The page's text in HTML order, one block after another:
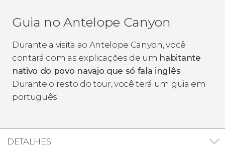
Guia no Antelope Canyon
Durante a visita ao Antelope Canyon, você
contará com as explicações de um habitante
nativo do povo navajo que só fala inglês.
Durante o resto do tour, você terá um guia em
português.
DETALHES